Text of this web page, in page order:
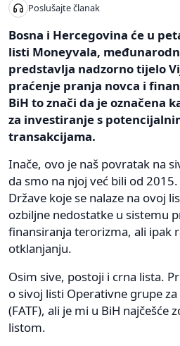
Poslušajte članak
Bosna i Hercegovina će u
listi Moneyvala,
predstavlja nadzorno tijelo
praćenje pranja novca i
BiH to znači da je označena
za investiranje s
transakcijama.
Inače, ovo je naš povratak na
da smo na njoj već bili od
Države koje se nalaze na ovoj
ozbiljne nedostatke u sistemu
finansiranja terorizma, ali ipak
otklanjanju.
Osim sive, postoji i crna lista.
o sivoj listi Operativne grupe
(FATF), ali je mi u BiH
listom.